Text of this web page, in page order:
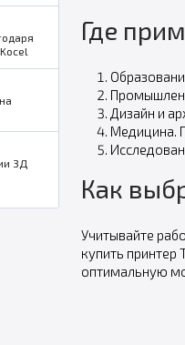
3Д
Где
Дизайн и
Медицина.
Как
Учитывайте
купить
оптимальную